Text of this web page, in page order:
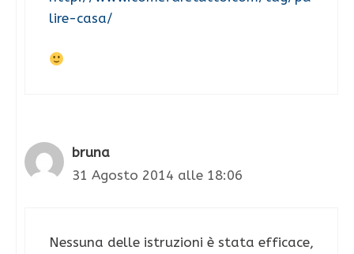
lire-casa/
bruna
31 Agosto 2014 alle 18:06
Nessuna delle istruzioni è stata efficace,